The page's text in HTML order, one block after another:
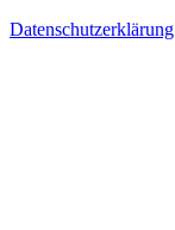
Datenschutzerklärung